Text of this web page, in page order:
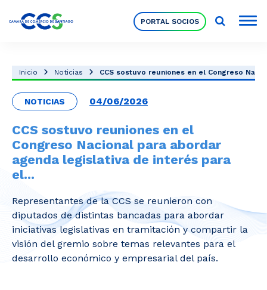
PORTAL SOCIOS
Nuestra Institución
Pilares Estratégicos
Eventos
Inicio Noticias CCS sostuvo reuniones en el Congreso
NOTICIAS 04/06/2026
CCS sostuvo reuniones en el
Congreso Nacional para abordar
agenda legislativa de interés para
el...
Representantes de la CCS se reunieron con
diputados de distintas bancadas para abordar
iniciativas legislativas en tramitación y compartir la
visión del gremio sobre temas relevantes para el
desarrollo económico y empresarial del país.